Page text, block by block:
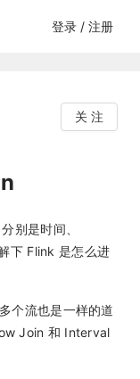
登录 / 注册
关 注
别是时间、
下 Flink 是怎么进
个流也是一样的道
Join 和 Interval